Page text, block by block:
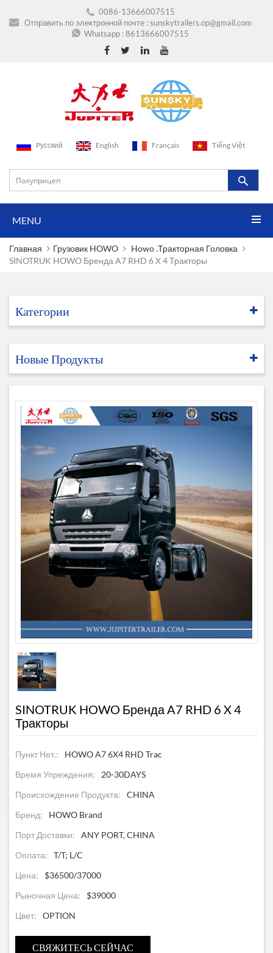
0086-13666007515
Отправить по электронной почте :sunskytrailers.op@gmail.com
Whatsapp :8613666007515
Pусский English Français Tiếng Việt
MENU
Главная Грузовик HOWO
Howo .тракторная Головка
SINOTRUK HOWO Бренда A7 RHD 6 X 4 Тракторы
Категории
Новые Продукты
SINOTRUK HOWO Бренда A7 RHD 6 X 4
Тракторы
Пункт Нет.:
HOWO A7 6X4 RHD Trac
Время Упреждения:
20-30DAYS
Происхождение Продукта:
CHINA
Бренд:
HOWO Brand
Порт Доставки:
ANY PORT, CHINA
Оплата:
T/T; L/C
Цена:
$36500/37000
Рыночная Цена:
$39000
Цвет:
OPTION
СВЯЖИТЕСЬ СЕЙЧАС